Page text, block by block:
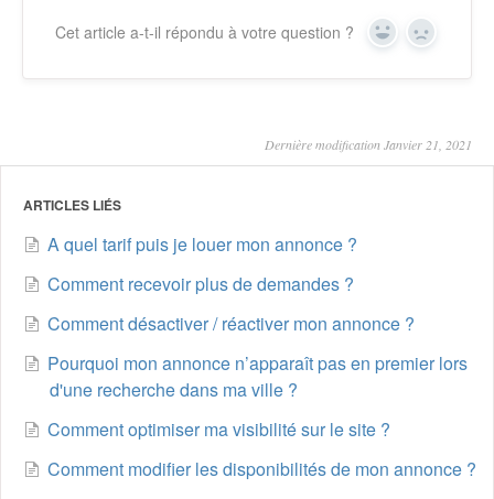
Cet article a-t-il répondu à votre question ? Yes No
Dernière modification Janvier 21, 2021
ARTICLES LIÉS
A quel tarif puis je louer mon annonce ?
Comment recevoir plus de demandes ?
Comment désactiver / réactiver mon annonce ?
Pourquoi mon annonce n’apparaît pas en premier lors
d'une recherche dans ma ville ?
Comment optimiser ma visibilité sur le site ?
Comment modifier les disponibilités de mon annonce ?